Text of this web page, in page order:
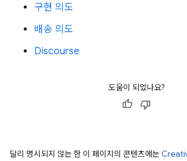
구현 의도
배송 의도
Discourse
도움이 되었나요?
달리 명시되지 않는 한 이 페이지의 콘텐츠에는